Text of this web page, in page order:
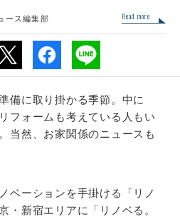
ース編集部 Read more
備に取り掛かる季節。中に
フォームも考えている人もい
当然、お家関係のニュースも
ベーションを手掛ける「リノ
・新宿エリアに「リノベる。